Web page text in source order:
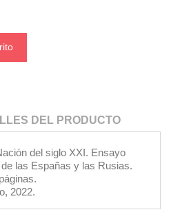
DEL PRODUCTO
del siglo XXI. Ensayo
las Españas y las Rusias.
2022.